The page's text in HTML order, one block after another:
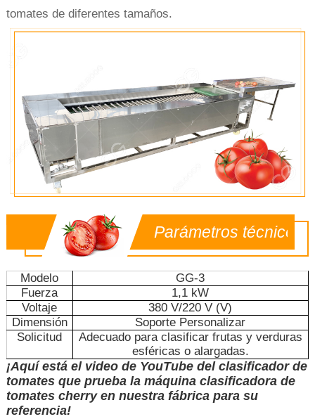
tomates de diferentes tamaños.
Parámetros técnicos
Modelo
GG-3
Fuerza
1,1 kW
Voltaje
380 V/220 V (V)
Dimensión
Soporte Personalizar
Solicitud
Adecuado para clasificar frutas y verduras
esféricas o alargadas.
¡Aquí está el video de YouTube del clasificador de
tomates que prueba la máquina clasificadora de
tomates cherry en nuestra fábrica para su
referencia!